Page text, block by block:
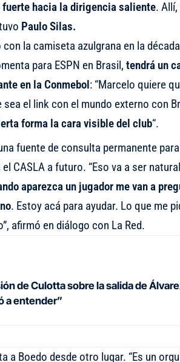
fuerte hacia la dirigencia saliente.
Paulo Silas.
la camiseta azulgrana en la
para ESPN en Brasil, tendrá un
en la Conmebol: “Marcelo quiere
el link con el mundo externo con
forma la cara visible del club“.
fuente de consulta permanente
CASLA a futuro. “Eso va a ser
aparezca un jugador me van a
. Estoy acá para ayudar. Lo que me
afirmó en diálogo con La Red.
de Culotta sobre la salida de
a entender”
a Boedo desde otro lugar. “Es un